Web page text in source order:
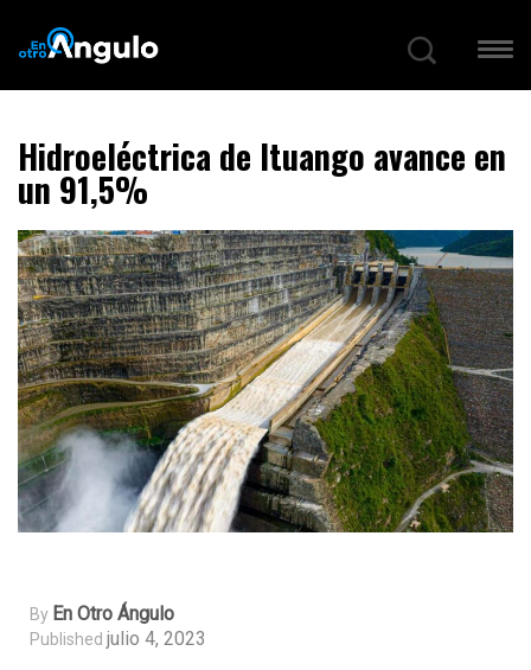
Hidroeléctrica de Ituango avance en
un 91,5%
By En Otro Ángulo
Published julio 4, 2023